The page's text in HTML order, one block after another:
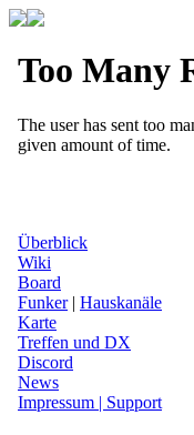
Überblick
Wiki
Board
Funker| Hauskanäle
Karte
Treffen und DX
Discord
News
Impressum | Support